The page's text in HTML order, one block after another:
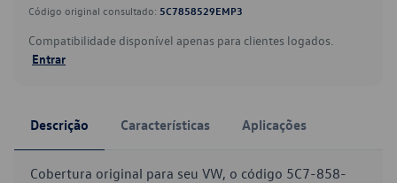
Código original consultado: 5C7858529EMP3
Compatibilidade disponível apenas para clientes logados.
Entrar
Descrição Características Aplicações
Cobertura original para seu VW, o código 5C7-858-